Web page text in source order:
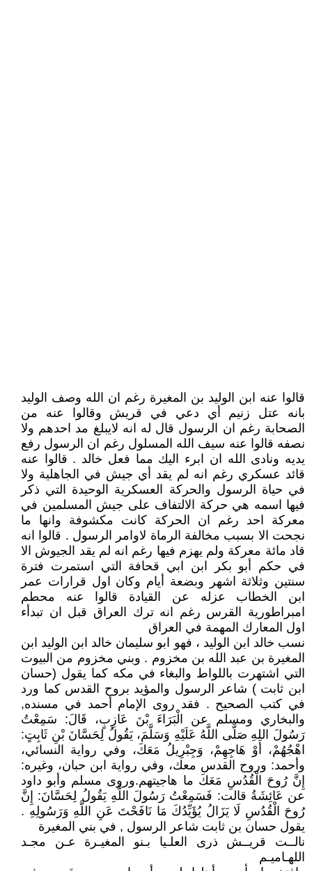
قالوا عنه ابن الوليد بن المغيرة رغم ان الله وصف الوليد
بانه عتل زنيم أي دعي في قريش وقالوا عنه من
الصحابة رغم ان الرسول قال له انه لايبلغ مد احدهم ولا
نصفه قالوا عنه سيف الله المسلول رغم ان الرسول رفع
يديه ونادى الله ان ابرء اليك مما فعل خالد . قالوا عنه
قائد عسكري رغم انه لم يقد أي جيش في الجاهلية ولا
في حياة الرسول والحركة العسكرية الوحيدة التي ذكر
فيها اسمه هي حركة الالتفاف على جيش المسلمين في
معركة احد رغم ان الحركة كانت مكشوفة وانها ما
نجحت الا بسبب مخالفة الرماة لاوامر الرسول . قالوا انه
قاد مائة معركة ولم يهزم فيها رغم انه لم يقد الجيوش الا
في حكم أبو بكر ابن ابي قحافة التي استمرت فترة
سنتين وثلاثة اشهر وبضعة أيام وكان اول قرارات عمر
ابن الخطاب عزله عن القيادة قالوا عنه محطم
امبراطورية القرس رغم انه ترك العراق قبل ان تبدأء
اول المعارك المهمة في العراق
نسب خالد ابن الوليد ، فهو ابو سليمان خالد ابن الوليد ابن
المغيرة بن عبد الله بن مخزوم . وبني مخزوم من البيوت
التي اشتهرت باللواط والبغاء في مكه كما يقول (حسان
ابن ثابت ) شاعر الرسول والمؤيد بروح القدس كما ورد
في كتب الصحيح . فقد روى الإمام أحمد في مسنده,
والبخاري ومسلم عن الْبَرَاءَ بْنَ عَازِبٍ، قَالَ: سَمِعْتُ
رَسُولَ اللهِ صَلَّى اللَّهُ عَلَيْهِ وَسَلَّمَ، يَقُولُ لِحَسَّانَ بْنِ ثَابِتٍ:
اهْجُهُمْ، أَوْ هَاجِهِمْ، وَجِبْرِيلُ مَعَكَ، وفي رواية النسائي،
وأحمد: وروح القدس معك، وفي رواية ابن حبان، وغيره:
إِنَّ رُوحَ الْقُدُسِ مَعَكَ ما هاجيتهم.وروى مسلم وأبو داود
عن عَائِشَةُ قالت: فَسَمِعْتُ رَسُولَ اللَّهِ يَقُولُ لِحَسَّانَ: إِنَّ
رُوحَ الْقُدُسِ لَا يَزَالُ يُؤَيِّدُكَ مَا نَافَحْتَ عَنِ اللَّهِ وَرَسُولِهِ .
يقول حسان بن ثابت شاعر الرسول , في بني المغيرة
نالــت قريــش ذرى العلـيا بـنو المغيـرة عـن مجـد
اللهـاميـم